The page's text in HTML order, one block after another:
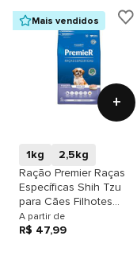
Mais vendidos
+
1kg
2,5kg
Ração Premier Raças
Específicas Shih Tzu
para Cães Filhotes
sabor Frango
A partir de
R$ 47,99